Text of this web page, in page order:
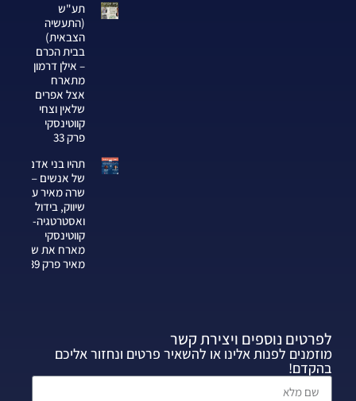
תע"ש
(התעשיה
הצבאית)
בבית הכרם
– אילן דרמון
מתארח
אצל אפרים
שלאין וצחי
קווטינסקי
פרק 33
תהיו בני אדם
של אנשים —
שרה מאיר על
שיווק, בידול
ואסטרטגיה-צחי
קווטינסקי
מארח את שרה
מאיר פרק 339
לפרטים נוספים ויצירת קשר
מוזמנים לפנות אלינו או להשאיר פרטים ונחזור אליכם
בהקדם!